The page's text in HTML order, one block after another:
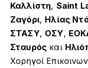
Καλλίστη, Saint
Ζαγόρι, Ηλίας
ΣΤΑΣΥ, ΟΣΥ,
Σταυρός και
Χορηγοί